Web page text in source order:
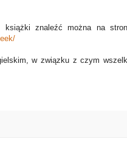
książki znaleźć można na
w związku z czym